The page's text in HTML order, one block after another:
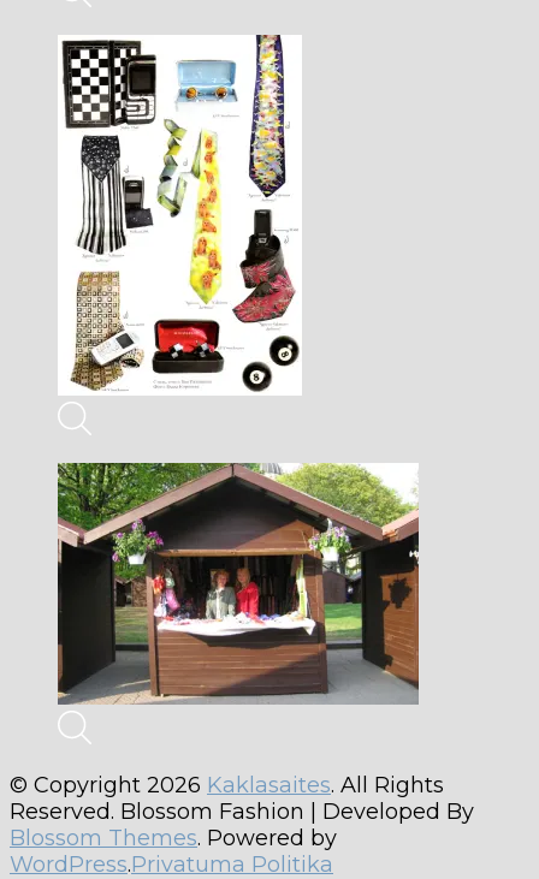
© Copyright 2026 Kaklasaites. All Rights
Reserved. Blossom Fashion | Developed By
Blossom Themes. Powered by
WordPress.Privatuma Politika